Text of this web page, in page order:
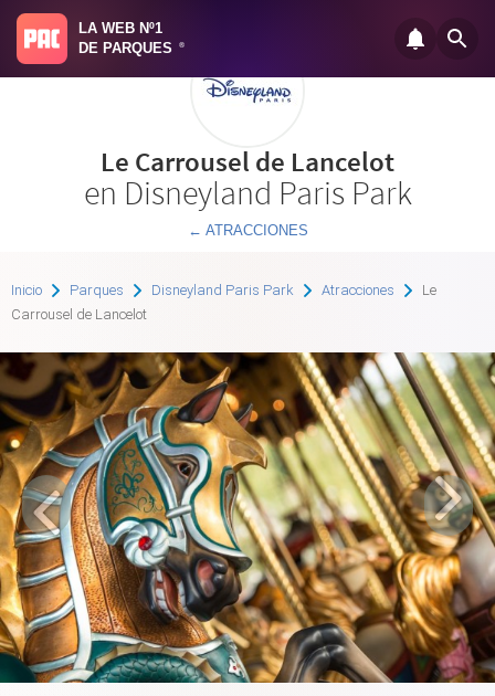
LA WEB Nº1
DE PARQUES
®
Le Carrousel de Lancelot
en Disneyland Paris Park
← ATRACCIONES
Inicio Parques Disneyland Paris Park Atracciones
Le
Carrousel de Lancelot